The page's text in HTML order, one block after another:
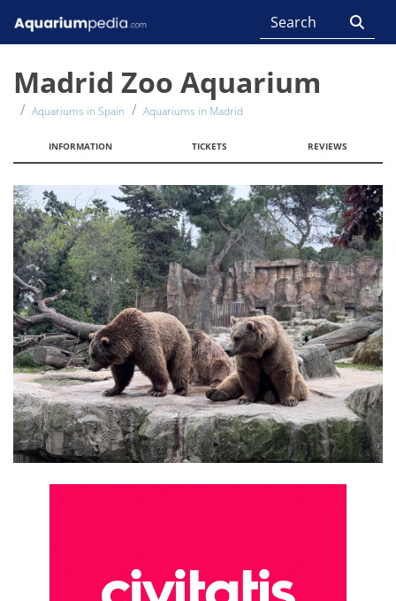
Madrid Zoo Aquarium
Aquariums in Spain Aquariums in Madrid
INFORMATION TICKETS REVIEWS